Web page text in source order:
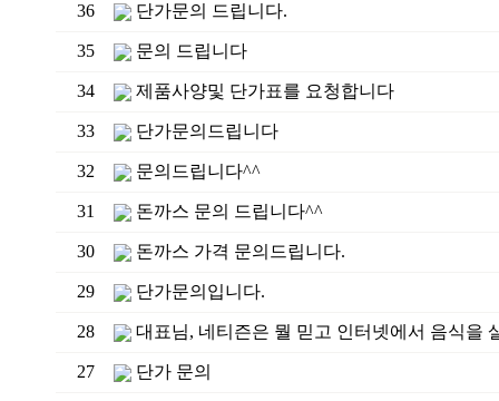
36 단가문의 드립니다.
35 문의 드립니다
34 제품사양및 단가표를 요청합니다
33 단가문의드립니다
32 문의드립니다^^
31 돈까스 문의 드립니다^^
30 돈까스 가격 문의드립니다.
29 단가문의입니다.
28 대표님, 네티즌은 뭘 믿고 인터넷에서 음식을
27 단가 문의